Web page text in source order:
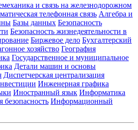
и связь на железнодорожном
телефонная связь Алгебра и
Базы данных Безопасность
Безопасность жизнедеятельности в
Биржевое дело Бухгалтерский
хозяйство География
Государственное и муниципальное
Детали машин и основы
Диспетчерская централизация
Инженерная графика
Иностранный язык Информатика
Информационный